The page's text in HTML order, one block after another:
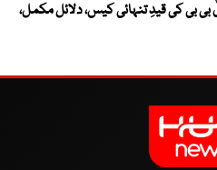
بی بی کی قیدِ تنہائی کیس، دلائل مکمل،